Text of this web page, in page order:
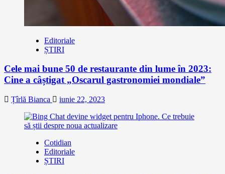
Editoriale
ȘTIRI
Cele mai bune 50 de restaurante din lume în 2023:
Cine a câștigat „Oscarul gastronomiei mondiale”
Țîrlă Bianca iunie 22, 2023
Cotidian
Editoriale
ȘTIRI